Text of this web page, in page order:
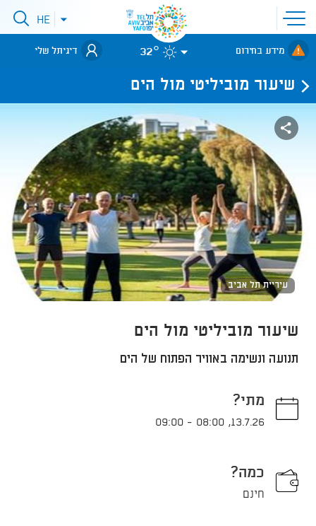
פתיחת
תפריט
אתר
לאתר עיריית
תל-אביב
פתיחתHE
מידע בחירום 32° דיגיתל שלי
שיעור מוביליטי מול הים
עיריית תל אביב
שיעור מוביליטי מול הים
תנועה ונשימה באוויר הפתוח של הים
מתי?
13.7.26
,
08:00
-
09:00
כמה?
חינם